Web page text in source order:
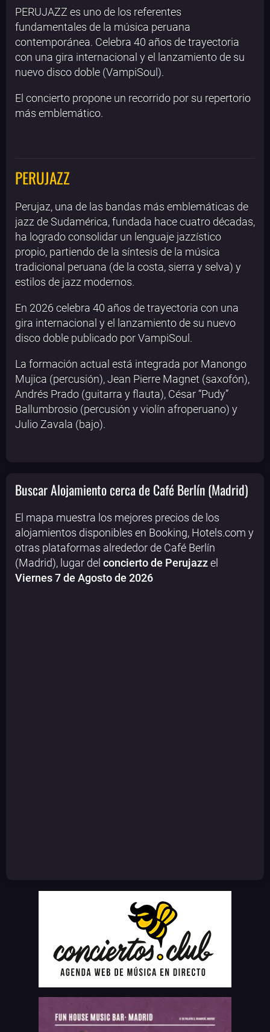
PERUJAZZ es uno de los referentes
fundamentales de la música peruana
contemporánea. Celebra 40 años de trayectoria
con una gira internacional y el lanzamiento de su
nuevo disco doble (VampiSoul).
El concierto propone un recorrido por su repertorio
más emblemático.
PERUJAZZ
Perujaz, una de las bandas más emblemáticas de
jazz de Sudamérica, fundada hace cuatro décadas,
ha logrado consolidar un lenguaje jazzístico
propio, partiendo de la síntesis de la música
tradicional peruana (de la costa, sierra y selva) y
estilos de jazz modernos.
En 2026 celebra 40 años de trayectoria con una
gira internacional y el lanzamiento de su nuevo
disco doble publicado por VampiSoul.
La formación actual está integrada por Manongo
Mujica (percusión), Jean Pierre Magnet (saxofón),
Andrés Prado (guitarra y flauta), César “Pudy”
Ballumbrosio (percusión y violín afroperuano) y
Julio Zavala (bajo).
Buscar Alojamiento cerca de Café Berlín (Madrid)
El mapa muestra los mejores precios de los
alojamientos disponibles en Booking, Hotels.com y
otras plataformas alrededor de Café Berlín
(Madrid), lugar del concierto de Perujazzel
Viernes 7 de Agosto de 2026